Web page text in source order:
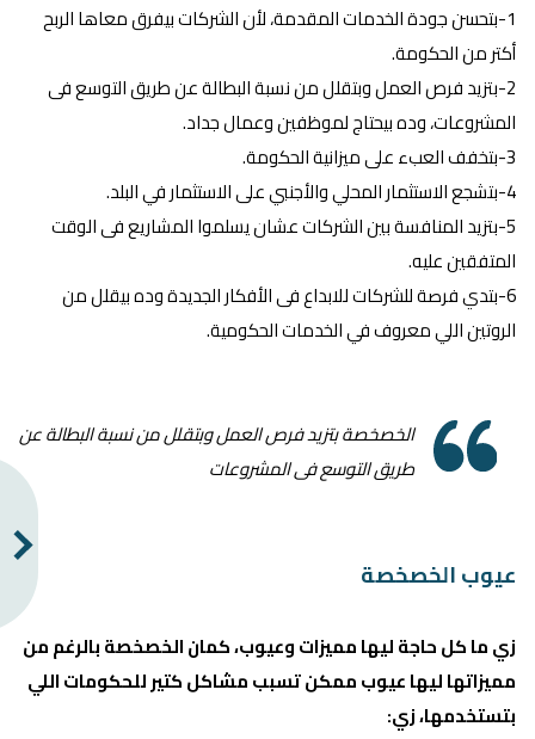
1-بتحسن جودة الخدمات المقدمة، لأن الشركات بيفرق معاها الربح
أكتر من الحكومة.
2-بتزيد فرص العمل وبتقلل من نسبة البطالة عن طريق التوسع فى
المشروعات، وده بيحتاج لموظفين وعمال جداد.
3-بتخفف العبء على ميزانية الحكومة.
4-بتشجع الاستثمار المحلي والأجنبي على الاستثمار في البلد.
5-بتزيد المنافسة بين الشركات عشان يسلموا المشاريع فى الوقت
المتفقين عليه.
6-بتدي فرصة للشركات للابداع فى الأفكار الجديدة وده بيقلل من
الروتين اللي معروف في الخدمات الحكومية.
الخصخصة بتزيد فرص العمل وبتقلل من نسبة البطالة عن
طريق التوسع فى المشروعات
عيوب الخصخصة
زي ما كل حاجة ليها مميزات وعيوب، كمان الخصخصة بالرغم من
مميزاتها ليها عيوب ممكن تسبب مشاكل كتير للحكومات اللي
بتستخدمها، زي: